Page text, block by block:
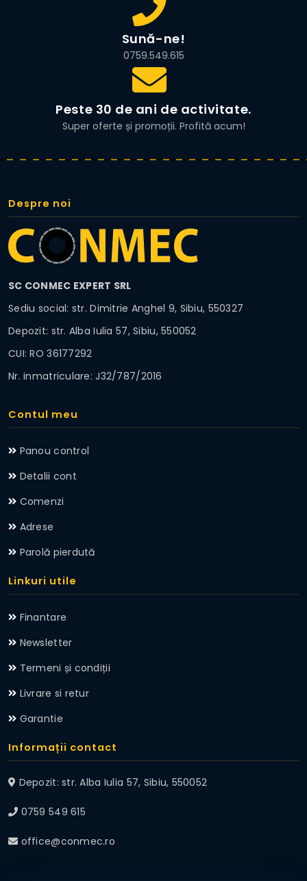
Sună-ne!
0759.549.615
Peste 30 de ani de activitate.
Super oferte și promoții. Profită acum!
Despre noi
SC CONMEC EXPERT SRL
Sediu social: str. Dimitrie Anghel 9, Sibiu, 550327
Depozit: str. Alba Iulia 57, Sibiu, 550052
CUI: RO 36177292
Nr. inmatriculare: J32/787/2016
Contul meu
Panou control
Detalii cont
Comenzi
Adrese
Parolă pierdută
Linkuri utile
Finantare
Newsletter
Termeni și condiții
Livrare si retur
Garantie
Informații contact
Depozit: str. Alba Iulia 57, Sibiu, 550052
0759 549 615
office@conmec.ro